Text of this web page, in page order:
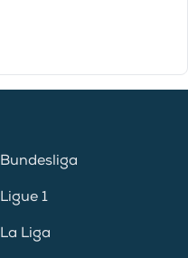
Bundesliga
Ligue 1
La Liga